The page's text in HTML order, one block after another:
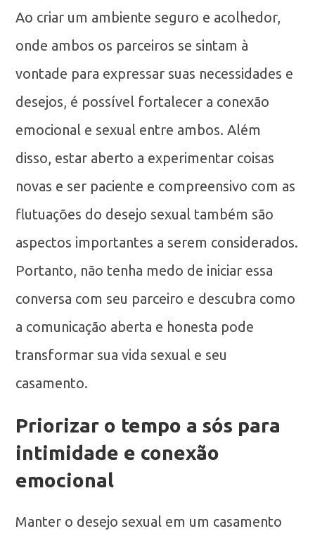
Ao criar um ambiente seguro e acolhedor,
onde ambos os parceiros se sintam à
vontade para expressar suas necessidades e
desejos, é possível fortalecer a conexão
emocional e sexual entre ambos. Além
disso, estar aberto a experimentar coisas
novas e ser paciente e compreensivo com as
flutuações do desejo sexual também são
aspectos importantes a serem considerados.
Portanto, não tenha medo de iniciar essa
conversa com seu parceiro e descubra como
a comunicação aberta e honesta pode
transformar sua vida sexual e seu
casamento.
Priorizar o tempo a sós para
intimidade e conexão
emocional
Manter o desejo sexual em um casamento